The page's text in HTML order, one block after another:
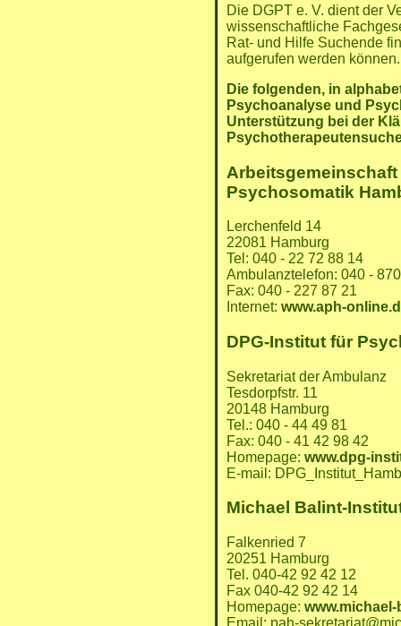
Die DGPT e. V. dient der
wissenschaftliche
Rat- und Hilfe Suchende
aufgerufen werden können.
Die folgenden, in
Psychoanalyse und
Unterstützung bei der
Psychosomatik
Lerchenfeld 14
22081 Hamburg
Tel: 040 - 22 72 88 14
Ambulanztelefon: 040 -
Fax: 040 - 227 87 21
Internet: www.aph-
DPG-Institut für
Sekretariat der Ambulanz
Tesdorpfstr. 11
20148 Hamburg
Tel.: 040 - 44 49 81
Fax: 040 - 41 42 98 42
Homepage: www.dpg-
E-mail:
Michael Balint-
Falkenried 7
20251 Hamburg
Tel. 040-42 92 42 12
Fax 040-42 92 42 14
Homepage:
Email: pah-